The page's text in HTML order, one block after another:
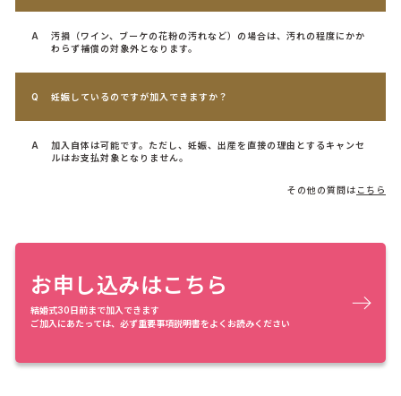
汚損（ワイン、ブーケの花粉の汚れなど）の場合は、汚れの程度にかか
わらず補償の対象外となります。
妊娠しているのですが加入できますか？
加入自体は可能です。ただし、妊娠、出産を直接の理由とするキャンセ
ルはお支払対象となりません。
その他の質問は こちら
お申し込みはこちら
結婚式30日前まで加入できます
ご加入にあたっては、必ず重要事項説明書をよくお読みください